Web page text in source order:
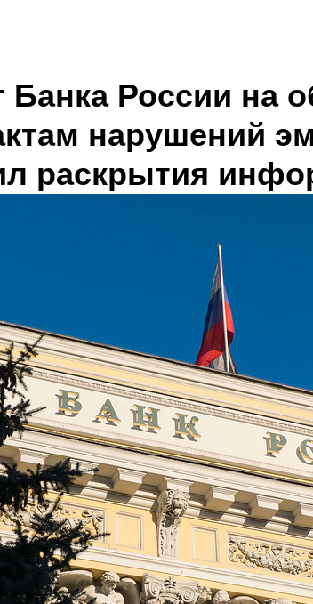
Банка России на
нарушений
раскрытия